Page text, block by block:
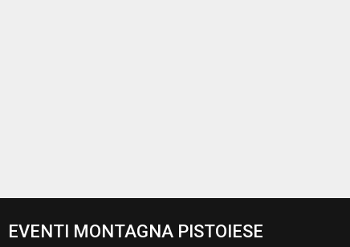
EVENTI MONTAGNA PISTOIESE